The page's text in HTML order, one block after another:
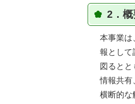
2．概
本事業は
報として
図ると
情報共有
横断的な